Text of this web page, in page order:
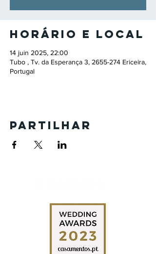
Horário e local
14 juin 2025, 22:00
Tubo , Tv. da Esperança 3, 2655-274 Ericeira,
Portugal
Partilhar